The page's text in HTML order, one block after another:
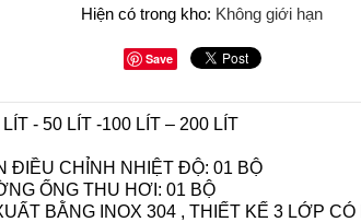
Hiện có trong kho: Không giới hạn
Save
- 50 LÍT -100 LÍT – 200 LÍT
ĐIỀU CHỈNH NHIỆT ĐỘ: 01 BỘ
ỐNG THU HƠI: 01 BỘ
BẰNG INOX 304 , THIẾT KẾ 3 LỚP CÓ